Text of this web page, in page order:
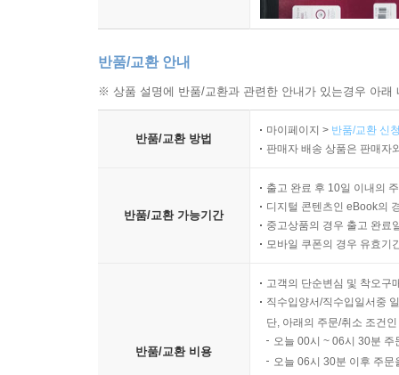
반품/교환 안내
※ 상품 설명에 반품/교환과 관련한 안내가 있는경우 아
반품/교환 방법
마이페이지 > 반품/교환 신
판매자 배송 상품은 판매자
반품/교환 가능기간
출고 완료 후 10일 이내의
디지털 콘텐츠인 eBook의
중고상품의 경우 출고 완료
모바일 쿠폰의 경우 유효기
반품/교환 비용
고객의 단순변심 및 착오구
직수입양서/직수입일서중
단, 아래의 주문/취소 조건
오늘 00시 ~ 06시 30분
오늘 06시 30분 이후 주